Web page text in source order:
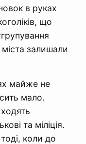
в руках
що
залишали
майже не
мало.
та міліція.
коли до